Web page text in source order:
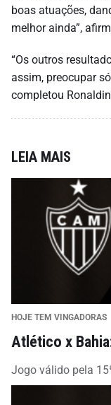
boas atuações,
melhor ainda”,
“Os outros
assim, preocupar
completou
LEIA MAIS
HOJE TEM VINGADORAS
Atlético x
Jogo válido pela